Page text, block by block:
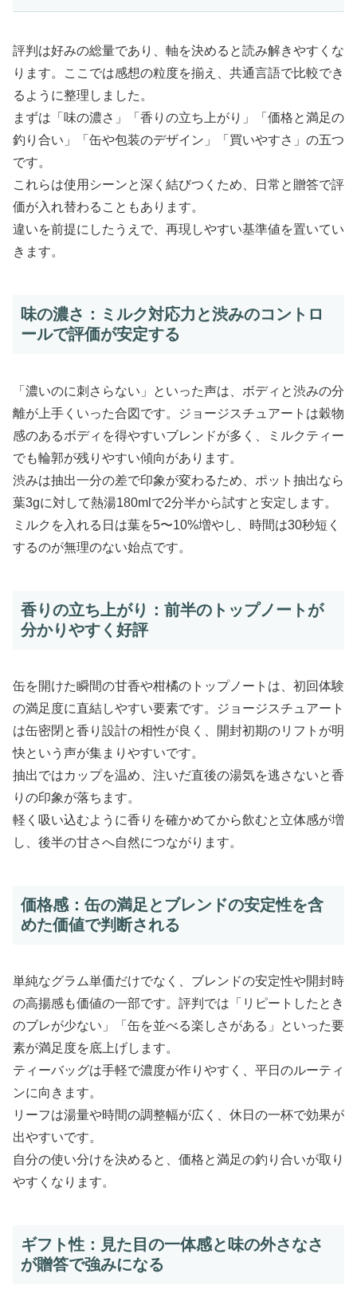
評判は好みの総量であり、軸を決めると読み解きやすくな
ります。ここでは感想の粒度を揃え、共通言語で比較でき
るように整理しました。
まずは「味の濃さ」「香りの立ち上がり」「価格と満足の
釣り合い」「缶や包装のデザイン」「買いやすさ」の五つ
です。
これらは使用シーンと深く結びつくため、日常と贈答で評
価が入れ替わることもあります。
違いを前提にしたうえで、再現しやすい基準値を置いてい
きます。
味の濃さ：ミルク対応力と渋みのコントロ
ールで評価が安定する
「濃いのに刺さらない」といった声は、ボディと渋みの分
離が上手くいった合図です。ジョージスチュアートは穀物
感のあるボディを得やすいブレンドが多く、ミルクティー
でも輪郭が残りやすい傾向があります。
渋みは抽出一分の差で印象が変わるため、ポット抽出なら
葉3gに対して熱湯180mlで2分半から試すと安定します。
ミルクを入れる日は葉を5〜10%増やし、時間は30秒短く
するのが無理のない始点です。
香りの立ち上がり：前半のトップノートが
分かりやすく好評
缶を開けた瞬間の甘香や柑橘のトップノートは、初回体験
の満足度に直結しやすい要素です。ジョージスチュアート
は缶密閉と香り設計の相性が良く、開封初期のリフトが明
快という声が集まりやすいです。
抽出ではカップを温め、注いだ直後の湯気を逃さないと香
りの印象が落ちます。
軽く吸い込むように香りを確かめてから飲むと立体感が増
し、後半の甘さへ自然につながります。
価格感：缶の満足とブレンドの安定性を含
めた価値で判断される
単純なグラム単価だけでなく、ブレンドの安定性や開封時
の高揚感も価値の一部です。評判では「リピートしたとき
のブレが少ない」「缶を並べる楽しさがある」といった要
素が満足度を底上げします。
ティーバッグは手軽で濃度が作りやすく、平日のルーティ
ンに向きます。
リーフは湯量や時間の調整幅が広く、休日の一杯で効果が
出やすいです。
自分の使い分けを決めると、価格と満足の釣り合いが取り
やすくなります。
ギフト性：見た目の一体感と味の外さなさ
が贈答で強みになる